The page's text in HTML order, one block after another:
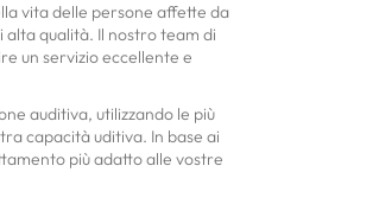
vita delle persone affette da
qualità. Il nostro team di
un servizio eccellente e
auditiva, utilizzando le più
capacità uditiva. In base ai
più adatto alle vostre